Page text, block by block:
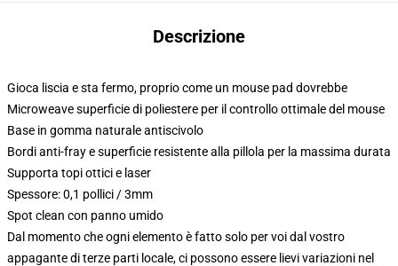
Descrizione
Gioca liscia e sta fermo, proprio come un mouse pad dovrebbe
Microweave superficie di poliestere per il controllo ottimale del mouse
Base in gomma naturale antiscivolo
Bordi anti-fray e superficie resistente alla pillola per la massima durata
Supporta topi ottici e laser
Spessore: 0,1 pollici / 3mm
Spot clean con panno umido
Dal momento che ogni elemento è fatto solo per voi dal vostro
appagante di terze parti locale, ci possono essere lievi variazioni nel